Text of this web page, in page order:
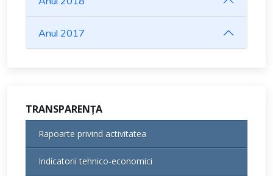
Anul 2017
TRANSPARENȚA
Rapoarte privind activitatea
Indicatorii tehnico-economici